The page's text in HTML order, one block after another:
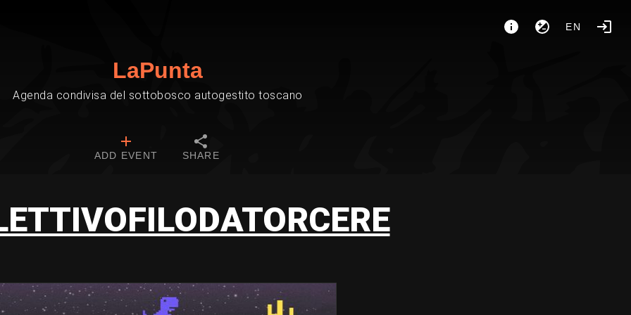
EN
LaPunta
Agenda condivisa del sottobosco autogestito toscano
ADD EVENT SHARE